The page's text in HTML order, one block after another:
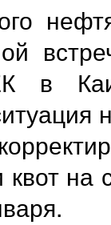
в
на